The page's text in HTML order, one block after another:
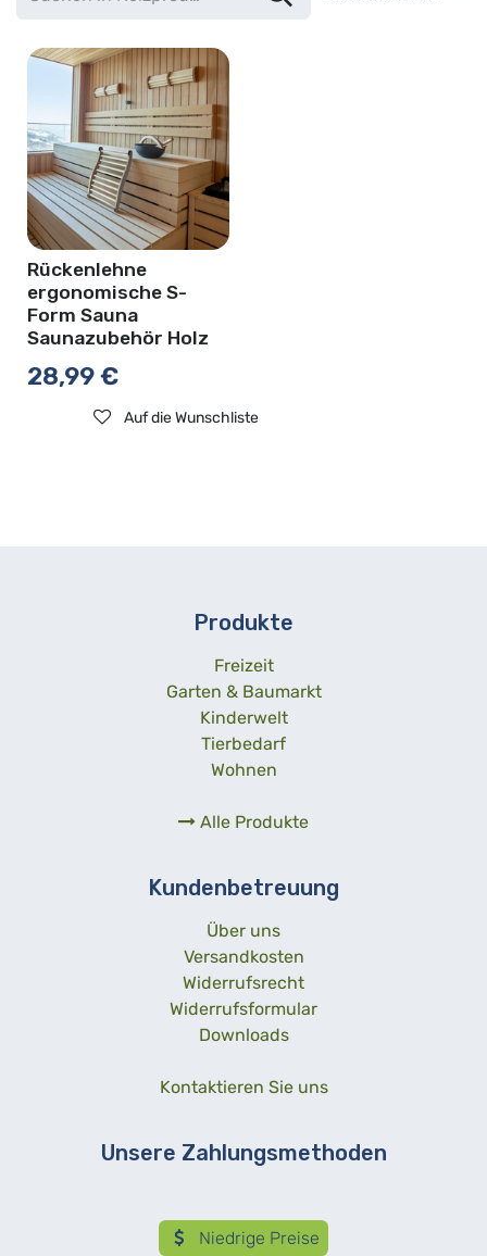
Rückenlehne
ergonomische S-
Form Sauna
Saunazubehör Holz
28,99€
Auf die Wunschliste
Produkte
Freizeit
Garten & Baumarkt
Kinderwelt
Tierbedarf
Wohnen
Alle Produkte
Kundenbetreuung
Über uns
Versandkosten
Widerrufsrecht
Widerrufsformular
Downloads
Kontaktieren Sie uns
Unsere Zahlungsmethoden
Niedrige Preise